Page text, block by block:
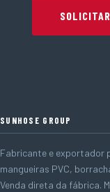
SUNHOSE GROUP
Fabricante e exportador
mangueiras PVC,
Venda direta da fábrica.